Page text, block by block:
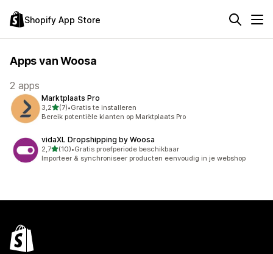
Shopify App Store
Apps van Woosa
2 apps
Marktplaats Pro
3,2van 5 sterren
(7)
7 recensies in totaal
•Gratis te installeren
Bereik potentiële klanten op Marktplaats Pro
vidaXL Dropshipping by Woosa
2,7van 5 sterren
(10)
10 recensies in totaal
•Gratis proefperiode beschikbaar
Importeer & synchroniseer producten eenvoudig in je webshop